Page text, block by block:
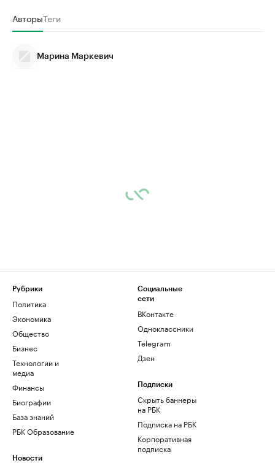
АвторыТеги
Марина Маркевич
Рубрики
Политика
Экономика
Общество
Бизнес
Технологии и
медиа
Финансы
Биографии
База знаний
РБК Образование
Новости
Социальные
сети
ВКонтакте
Одноклассники
Telegram
Дзен
Подписки
Скрыть баннеры
на РБК
Подписка на РБК
Корпоративная
подписка